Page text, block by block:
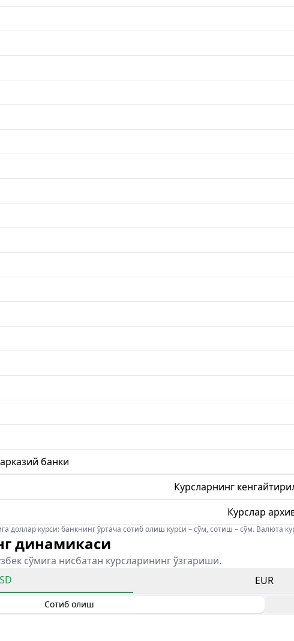
банки
Курсларнинг
Курслар
доллар курси: банкнинг ўртача сотиб олиш курси – сўм, сотиш – сўм. Валюта
динамикаси
сўмига нисбатан курсларининг ўзгариши.
EUR
Сотиб олиш